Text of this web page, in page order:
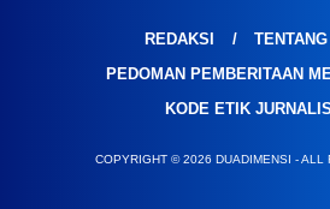
REDAKSI
TENTANG
PEDOMAN PEMBERITAAN
KODE ETIK
COPYRIGHT © 2026 DUADIMENSI - ALL